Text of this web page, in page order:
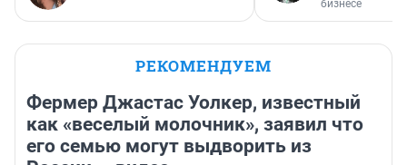
бизнесе
РЕКОМЕНДУЕМ
Фермер Джастас Уолкер, известный
как «веселый молочник», заявил что
его семью могут выдворить из